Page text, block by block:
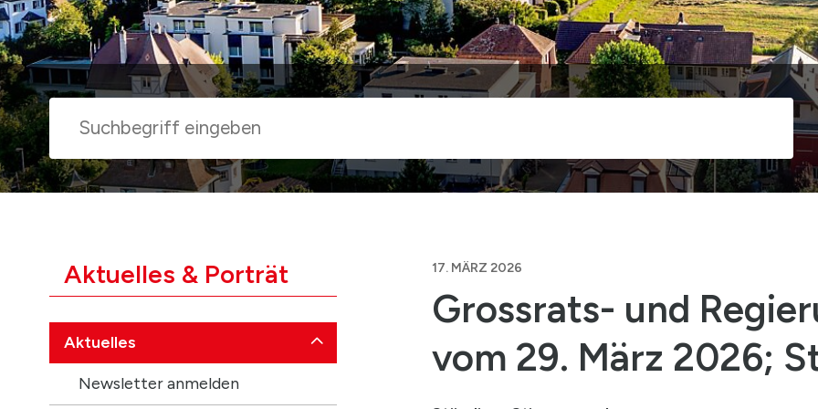
Suche
Suchbegriff
Suche
Subnavigation
Aktuelles & Porträt
Aktuelles
Newsletter anmelden
Grossrats- und
vom 29. März 2026;
17. MÄRZ 2026